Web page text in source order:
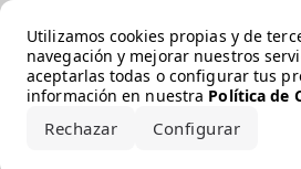
Utilizamos cookies propias y de
navegación y mejorar nuestros
aceptarlas todas o configurar tus
información en nuestra Política de
Rechazar Configurar
Error loading